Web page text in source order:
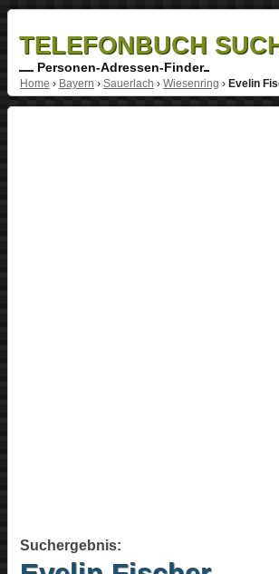
TELEFONBUCH
Personen-Adressen-Finder
Home › Bayern › Sauerlach › Wiesenring › Evelin
Suchergebnis: